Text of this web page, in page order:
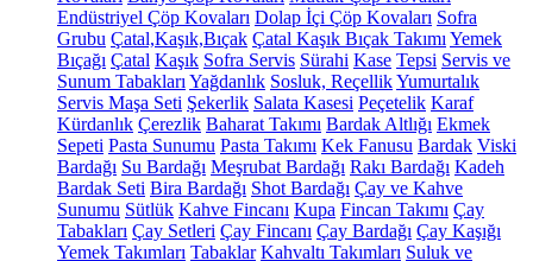
Endüstriyel Çöp Kovaları Dolap İçi Çöp Kovaları Sofra
Grubu Çatal,Kaşık,Bıçak Çatal Kaşık Bıçak Takımı Yemek
Bıçağı Çatal Kaşık Sofra Servis Sürahi Kase Tepsi Servis ve
Sunum Tabakları Yağdanlık Sosluk, ReçellikYumurtalık
Servis Maşa Seti Şekerlik Salata Kasesi Peçetelik Karaf
Kürdanlık Çerezlik Baharat Takımı Bardak Altlığı Ekmek
Sepeti Pasta Sunumu Pasta Takımı Kek Fanusu Bardak Viski
Bardağı Su Bardağı Meşrubat Bardağı Rakı Bardağı Kadeh
Bardak Seti Bira Bardağı Shot Bardağı Çay ve Kahve
Sunumu Sütlük Kahve Fincanı Kupa Fincan Takımı Çay
Tabakları Çay Setleri Çay Fincanı Çay Bardağı Çay Kaşığı
Yemek Takımları Tabaklar Kahvaltı Takımları Suluk ve